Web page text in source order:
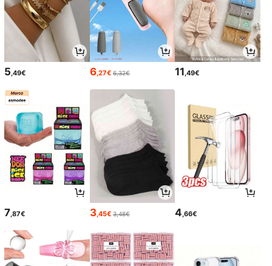
5,49€ 6,27€ 6,32€ 11,49€
7,87€ 3,45€ 3,48€ 4,66€